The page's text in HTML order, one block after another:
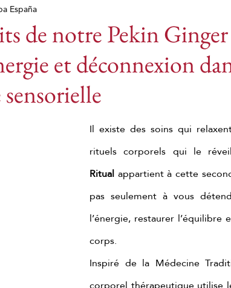
SPA PARIS
bien-être japonais Massages au
corporel au gingembre
Rituel au gingembre de Pékin
Massage relaxant au
Soin corporel au matcha
de notre Pekin
et déconnexion
España
Il existe des soins qui
rituels corporels qui le
Ritual appartient à cette
pas seulement à vous
l’énergie, restaurer
corps.
Inspiré de la Médecine